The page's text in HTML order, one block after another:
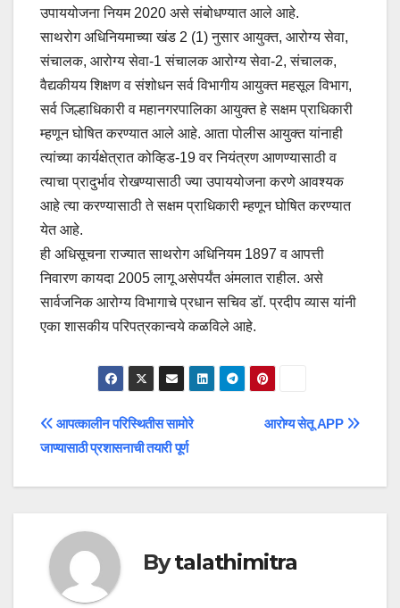
उपाययोजना नियम 2020 असे संबोधण्यात आले आहे.
साथरोग अधिनियमाच्या खंड 2 (1) नुसार आयुक्त, आरोग्य सेवा,
संचालक, आरोग्य सेवा-1 संचालक आरोग्य सेवा-2, संचालक,
वैद्यकीयय शिक्षण व संशोधन सर्व विभागीय आयुक्त महसूल विभाग,
सर्व जिल्हाधिकारी व महानगरपालिका आयुक्त हे सक्षम प्राधिकारी
म्हणून घोषित करण्यात आले आहे. आता पोलीस आयुक्त यांनाही
त्यांच्या कार्यक्षेत्रात कोव्हिड-19 वर नियंत्रण आणण्यासाठी व
त्याचा प्रादुर्भाव रोखण्यासाठी ज्या उपाययोजना करणे आवश्यक
आहे त्या करण्यासाठी ते सक्षम प्राधिकारी म्हणून घोषित करण्यात
येत आहे.
ही अधिसूचना राज्यात साथरोग अधिनियम 1897 व आपत्ती
निवारण कायदा 2005 लागू असेपर्यंत अंमलात राहील. असे
सार्वजनिक आरोग्य विभागाचे प्रधान सचिव डॉ. प्रदीप व्यास यांनी
एका शासकीय परिपत्रकान्वये कळविले आहे.
Post
navigation
आरोग्य सेतू APP
आपत्कालीन परिस्थितीस सामोरे
जाण्यासाठी प्रशासनाची तयारी पूर्ण
Bytalathimitra